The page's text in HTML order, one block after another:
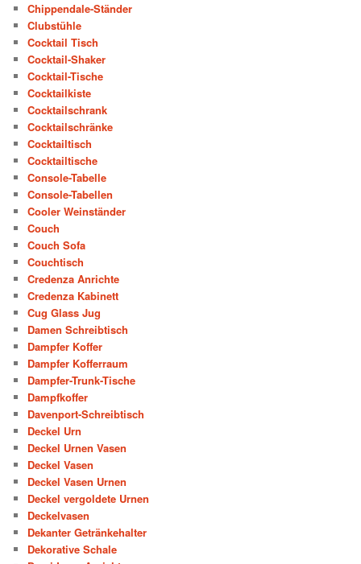
Chippendale-Ständer
Clubstühle
Cocktail Tisch
Cocktail-Shaker
Cocktail-Tische
Cocktailkiste
Cocktailschrank
Cocktailschränke
Cocktailtisch
Cocktailtische
Console-Tabelle
Console-Tabellen
Cooler Weinständer
Couch
Couch Sofa
Couchtisch
Credenza Anrichte
Credenza Kabinett
Cug Glass Jug
Damen Schreibtisch
Dampfer Koffer
Dampfer Kofferraum
Dampfer-Trunk-Tische
Dampfkoffer
Davenport-Schreibtisch
Deckel Urn
Deckel Urnen Vasen
Deckel Vasen
Deckel Vasen Urnen
Deckel vergoldete Urnen
Deckelvasen
Dekanter Getränkehalter
Dekorative Schale